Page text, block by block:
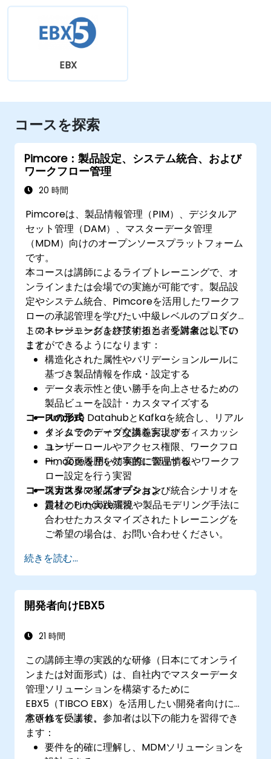
EBX
コースを探索
Pimcore：製品設定、システム統合、および
ワークフロー管理
20 時間
Pimcoreは、製品情報管理（PIM）、デジタルア
セット管理（DAM）、マスターデータ管理
（MDM）向けのオープンソースプラットフォーム
です。
本コースは講師によるライブトレーニングで、オ
ンラインまたは会場での実施が可能です。製品設
定やシステム統合、Pimcoreを活用したワークフ
ローの承認管理を学びたい中級レベルのプロダク
トマネージャーおよび技術担当者を対象としてい
ます。
このトレーニングを終了すると、受講者は以下の
ことができるようになります：
構造化された属性やバリデーションルールに
基づき製品情報を作成・設定する
データ表示性と使い勝手を向上させるための
製品ビューを設計・カスタマイズする
Pimcore DatahubとKafkaを統合し、リアル
タイムでのデータ交換を実現する
ユーザーロールやアクセス権限、ワークフロ
ー、変更履歴を効率的に管理する
コースの形式
インタラクティブな講義およびディスカッシ
ョン
Pimcoreを用いて実際に製品情報やワークフ
ロー設定を行う実習
現実世界の製品データおよび統合シナリオを
題材とした実践演習
コースカスタマイズオプション
貴社のPimcore環境や製品モデリング手法に
合わせたカスタマイズされたトレーニングを
ご希望の場合は、お問い合わせください。
続きを読む...
開発者向けEBX5
21 時間
この講師主導の実践的な研修（日本にてオンライ
ンまたは対面形式）は、自社内でマスターデータ
管理ソリューションを構築するために
EBX5（TIBCO EBX）を活用したい開発者向けに用
意されています。
本研修を受講後、参加者は以下の能力を習得でき
ます：
要件を的確に理解し、MDMソリューションを